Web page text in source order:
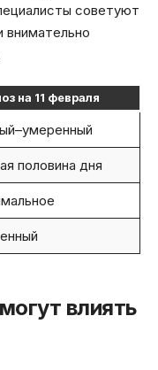
советуют
внимательно
на 11 февраля
половина дня
влиять